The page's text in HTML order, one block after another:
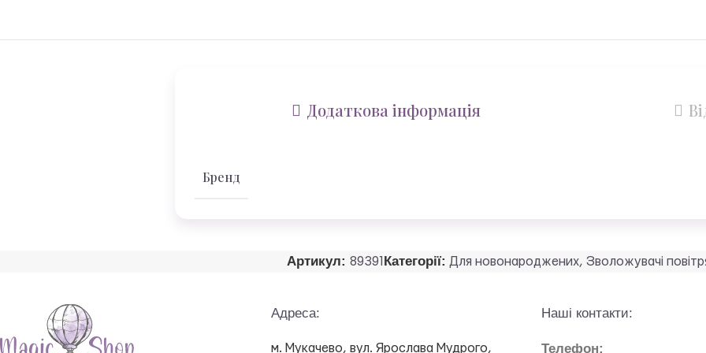
Додаткова інформація
Бренд
Артикул: 89391 Категорії: Для новонароджених, Зволожувачі
Адреса:
м. Мукачево, вул. Ярослава Мудрого,
Наші контакти:
Телефон: